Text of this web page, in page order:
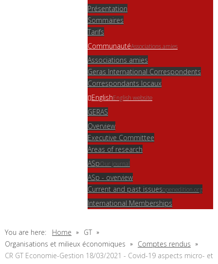
Présentation
Sommaires
Tarifs
CommunautéAssociations amies
Associations amies
Geras International Correspondents
Correspondants locaux
EnglishEnglish website
GERAS
Overview
Executive Committee
Areas of research
ASpOur journal
ASp - overview
Current and past issuesopenedition.org
International Memberships
You are here: Home
GT
Organisations et milieux économiques
Comptes rendus
CR GT Economie-Gestion 18/03/2021 - Covid-19 aspects micro- et